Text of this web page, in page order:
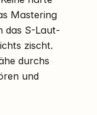
Mastering
das S-Laut-
zischt.
durchs
und